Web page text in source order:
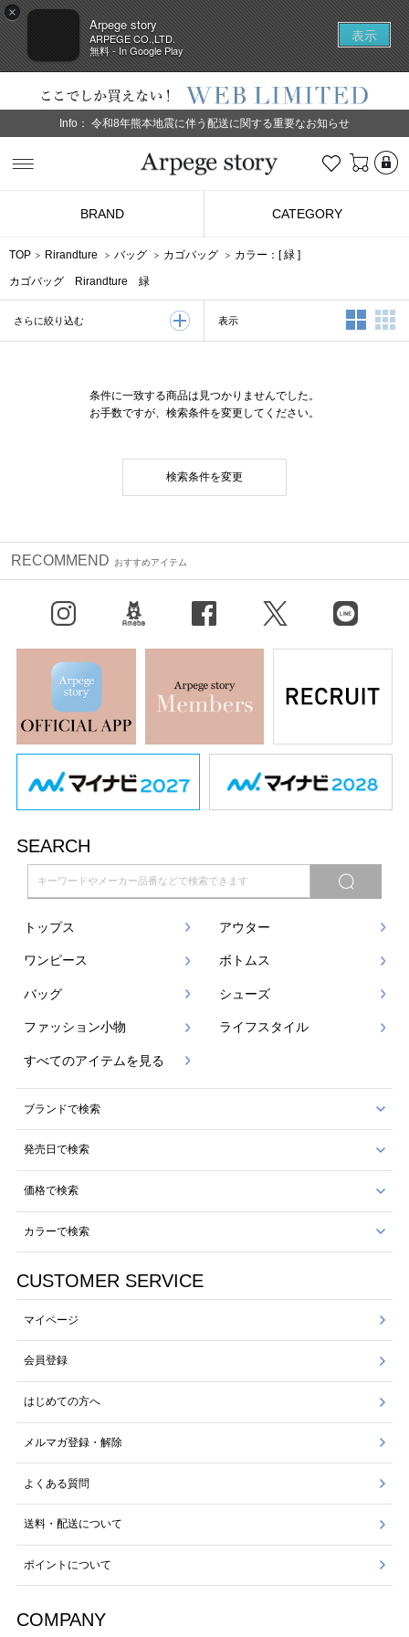
×
Arpege story
ARPEGE CO.,LTD.
無料 - In Google Play
表示
Info： 令和8年熊本地震に伴う配送に関する重要なお知らせ
お気に入り
BRAND CATEGORY
TOP Rirandture バッグ カゴバッグ カラー：[緑 ]
カゴバッグ Rirandture 緑
さらに絞り込む 表示 2列表示
条件に一致する商品は見つかりませんでした。
お手数ですが、検索条件を変更してください。
検索条件を変更
RECOMMEND おすすめアイテム
X（旧Twitter） LINE
SEARCH
トップス アウター
ワンピース ボトムス
バッグ シューズ
ファッション小物 ライフスタイル
すべてのアイテムを見る
ブランドで検索
発売日で検索
価格で検索
カラーで検索
CUSTOMER SERVICE
マイページ
会員登録
はじめての方へ
メルマガ登録・解除
よくある質問
送料・配送について
ポイントについて
COMPANY